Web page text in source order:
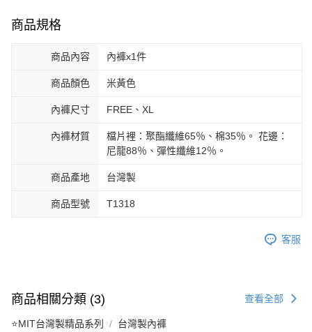
商品規格
商品內容 內褲x1件
商品顏色 米黃色
內褲尺寸 FREE、XL
內褲材質
檔片裡：聚酯纖維65％、棉35％。 花邊：
尼龍88％、彈性纖維12％。
商品產地 台灣製
商品型號 T1318
客服
商品相關分類 (3) 查看全部
⭐MIT台灣製精品系列 台灣製內褲